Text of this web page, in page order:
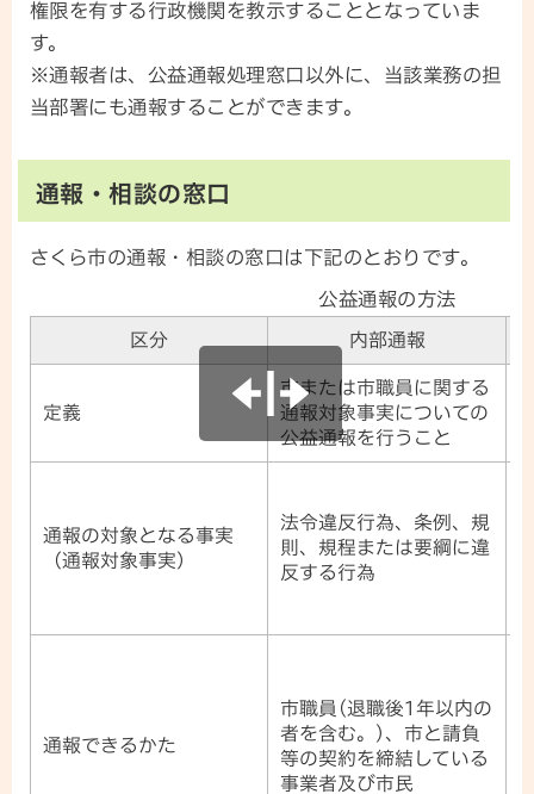
権限を有する行政機関を教示することとなっていま
す。
※通報者は、公益通報処理窓口以外に、当該業務の担
当部署にも通報することができます。
通報・相談の窓口
さくら市の通報・相談の窓口は下記のとおりです。
公益通報の方法
区分 内部通報
定義
市または市職員に関する
通報対象事実についての
公益通報を行うこと
通報の対象となる事実
（通報対象事実）
法令違反行為、条例、規
則、規程または要綱に違
反する行為
通報できるかた
市職員(退職後1年以内の
者を含む。)、市と請負
等の契約を締結している
事業者及び市民